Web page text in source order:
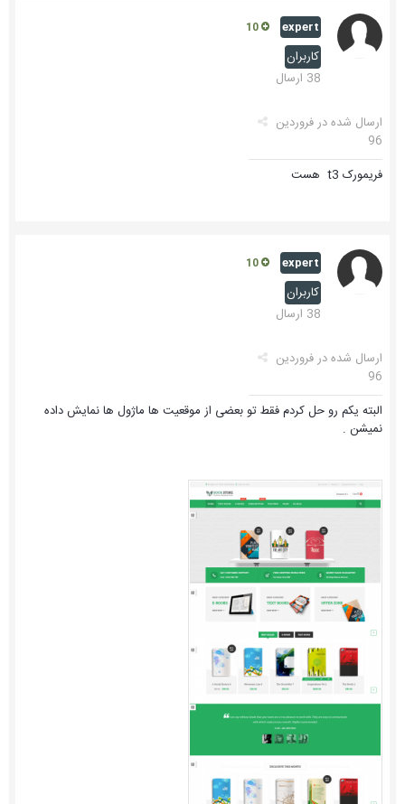
expert
کاربران
38 ارسال
ارسال شده درفروردین
96
فریمورک t3 هست
expert
کاربران
38 ارسال
ارسال شده درفروردین
96
البته یکم رو حل کردم فقط تو بعضی از موقعیت ها ماژول ها نمایش داده
نمیشن .